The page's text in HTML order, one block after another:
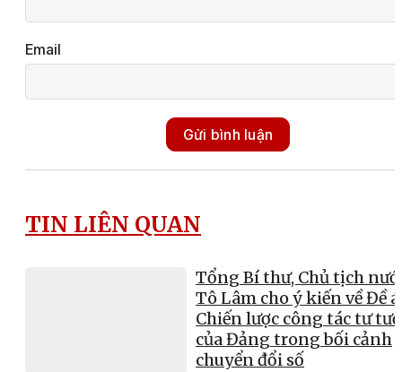
Email
Gửi bình luận
TIN LIÊN QUAN
Tổng Bí thư, Chủ tịch
Tô Lâm cho ý kiến về Đề
Chiến lược công tác tư
của Đảng trong bối cảnh
chuyển đổi số